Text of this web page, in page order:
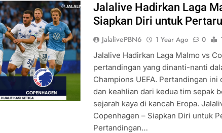
Jalalive Hadirkan Laga
Siapkan Diri untuk
JalalivePBN6 1 Year Ago 0
Jalalive Hadirkan Laga Malmo vs
pertandingan yang dinanti-nanti
Champions UEFA. Pertandingan
dan keahlian dari kedua tim sepak
sejarah kaya di kancah Eropa.
Copenhagen – Siapkan Diri untuk
Pertandingan…